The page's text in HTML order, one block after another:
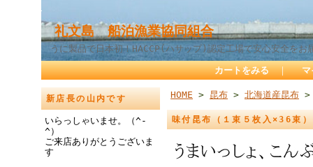
礼文島 船泊漁業協同組合
うに製品で日本初！HACCP(ハサップ)認定工場で安心安全をお
カートをみる ｜ マ
新店長の山内です
いらっしゃいませ。（^-
^）
ご来店ありがとうございま
す
HOME > 昆布 > 北海道産昆布
味付昆布（１束５枚入×36束）